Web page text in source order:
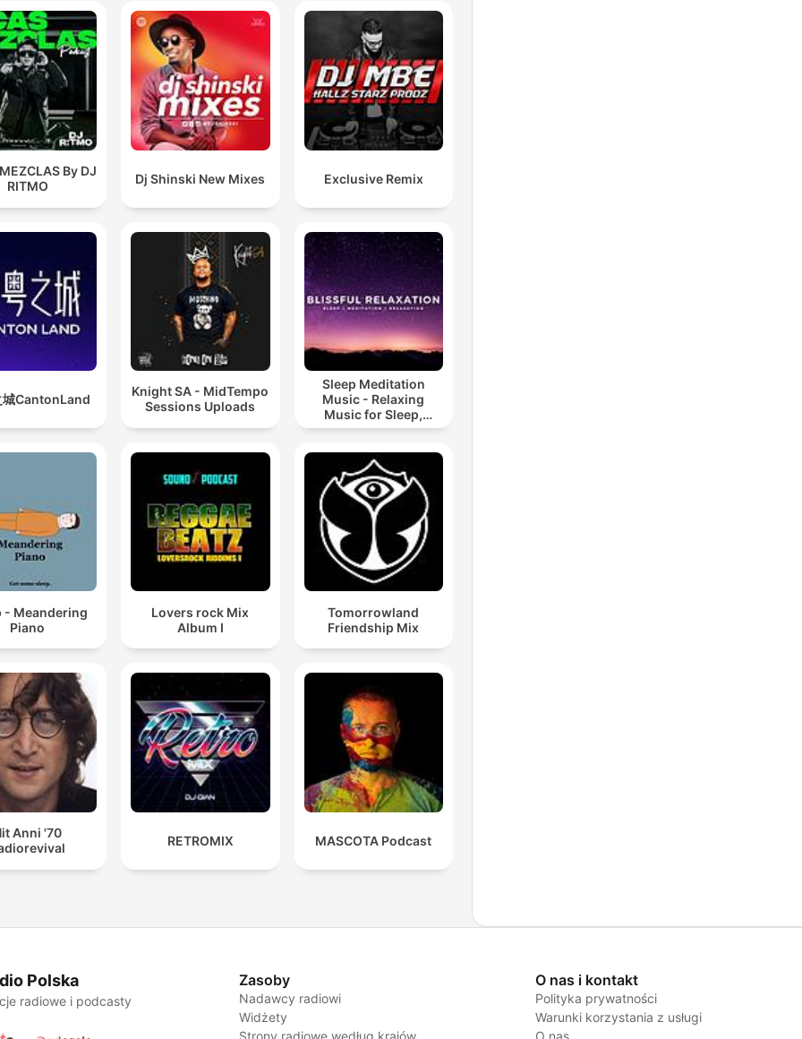
By DJ
RITMO
Dj Shinski New Mixes Exclusive Remix
城CantonLand
Knight SA - MidTempo
Sessions Uploads
Sleep Meditation
Music - Relaxing
Music for Sleep,
Meditation &
- Meandering
Piano
Lovers rock Mix
Album I
Tomorrowland
Friendship Mix
Anni '70
RETROMIX MASCOTA Podcast
Polska
radiowe i podcasty
Zasoby
Nadawcy radiowi
Widżety
Strony radiowe według krajów
O nas i kontakt
Polityka prywatności
Warunki korzystania z usługi
O nas